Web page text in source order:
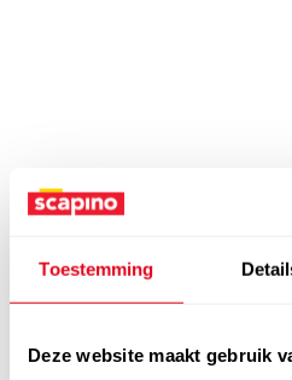
Toestemming
Deze website maakt gebruik